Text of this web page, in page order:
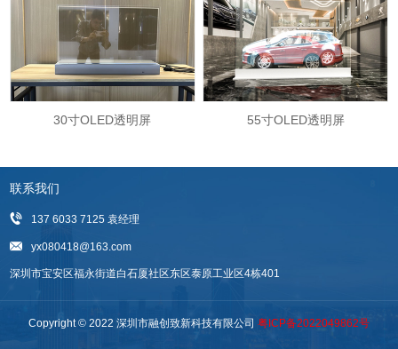
30寸OLED透明屏 55寸OLED透明屏
联系我们
137 6033 7125 袁经理
yx080418@163.com
深圳市宝安区福永街道白石厦社区东区泰原工业区4栋401
Copyright © 2022 深圳市融创致新科技有限公司 粤ICP备2022049862号